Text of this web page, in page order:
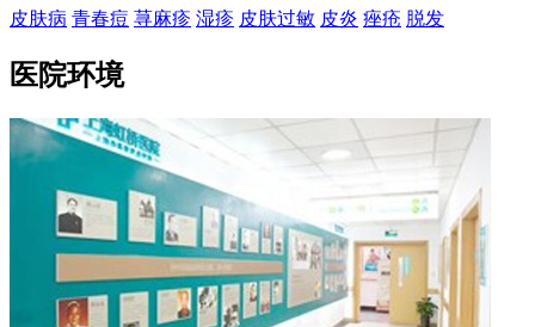
皮肤病 青春痘 荨麻疹 湿疹 皮肤过敏 皮炎 痤疮 脱发
医院环境